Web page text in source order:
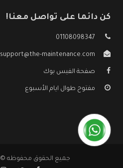
كن دائما على تواصل معنا!
01108098347
support@the-maintenance.com
صفحة الفيس بوك
مفتوح طوال ايام الأسبوع
جميع الحقوق محفوظه ©